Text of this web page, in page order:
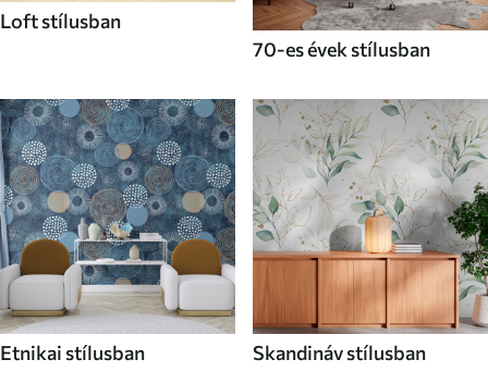
Loft stílusban
70-es évek stílusban
Etnikai stílusban Skandináv stílusban